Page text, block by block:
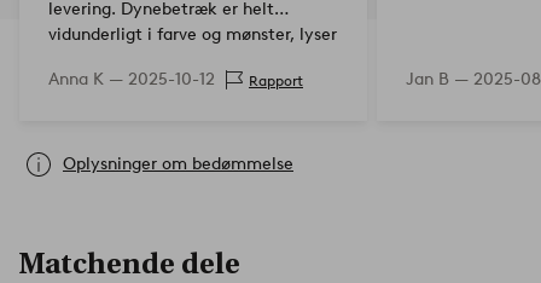
levering. Dynebetræk er helt
vidunderligt i farve og mønster, lyser
fantastisk 70'er-følelse til resten af
Anna K — 2025-10-12 Rapport Jan B — 2025-
Oplysninger om bedømmelse
Matchende dele